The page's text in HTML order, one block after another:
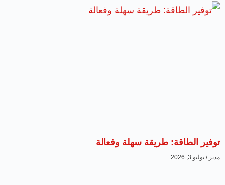
توفير الطاقة: طريقة سهلة وفعالة
مدير يوليو 3, 2026